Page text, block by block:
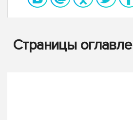
Страницы